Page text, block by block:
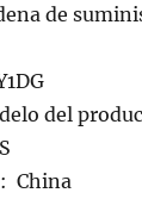
de
del
País de origen ‏ : ‎ China